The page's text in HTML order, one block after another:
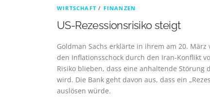
WIRTSCHAFT / FINANZEN
US-Rezessionsrisiko steigt
Goldman Sachs erklärte in ihrem am 20.
den Inflationsschock durch den Iran-Konflikt
Risiko blieben, dass eine anhaltende
wird. Die Bank geht davon aus, dass ein
auslösen würde.